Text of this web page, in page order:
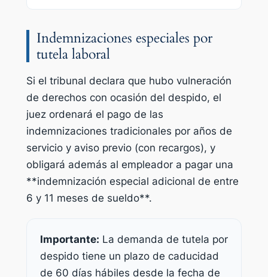
Indemnizaciones especiales por
tutela laboral
Si el tribunal declara que hubo vulneración
de derechos con ocasión del despido, el
juez ordenará el pago de las
indemnizaciones tradicionales por años de
servicio y aviso previo (con recargos), y
obligará además al empleador a pagar una
**indemnización especial adicional de entre
6 y 11 meses de sueldo**.
Importante: La demanda de tutela por
despido tiene un plazo de caducidad
de 60 días hábiles desde la fecha de